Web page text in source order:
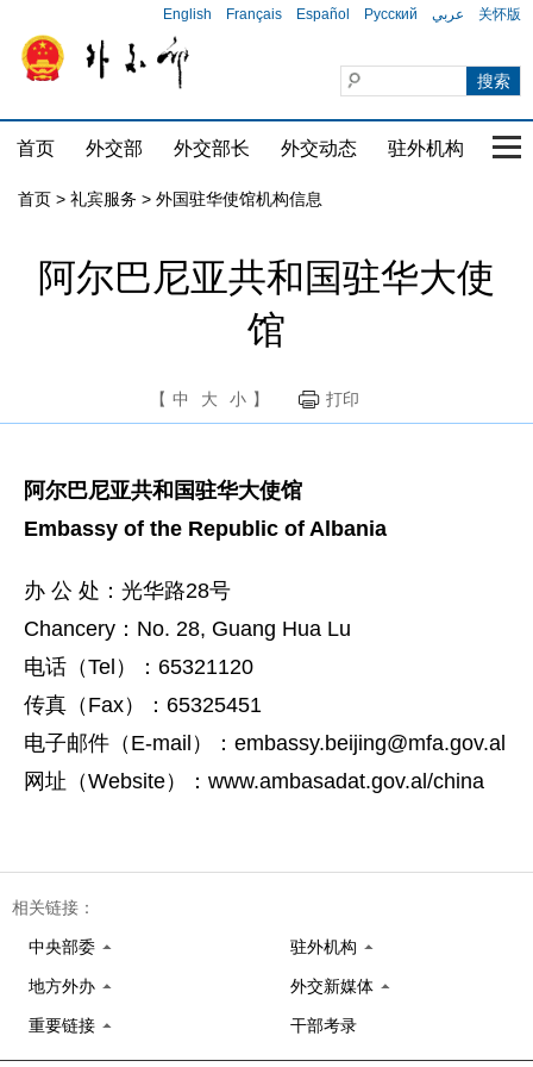
English Français Español Русский عربي 关怀版
首页 外交部 外交部长 外交动态 驻外机构 国
首页 > 礼宾服务 > 外国驻华使馆机构信息
阿尔巴尼亚共和国驻华大使
馆
【 中 大 小 】 打印
阿尔巴尼亚共和国驻华大使馆
Embassy of the Republic of Albania
办 公 处：光华路28号
Chancery：No. 28, Guang Hua Lu
电话（Tel）：65321120
传真（Fax）：65325451
电子邮件（E-mail）：embassy.beijing@mfa.gov.al
网址（Website）：www.ambasadat.gov.al/china
相关链接：
中央部委 驻外机构
地方外办 外交新媒体
重要链接 干部考录